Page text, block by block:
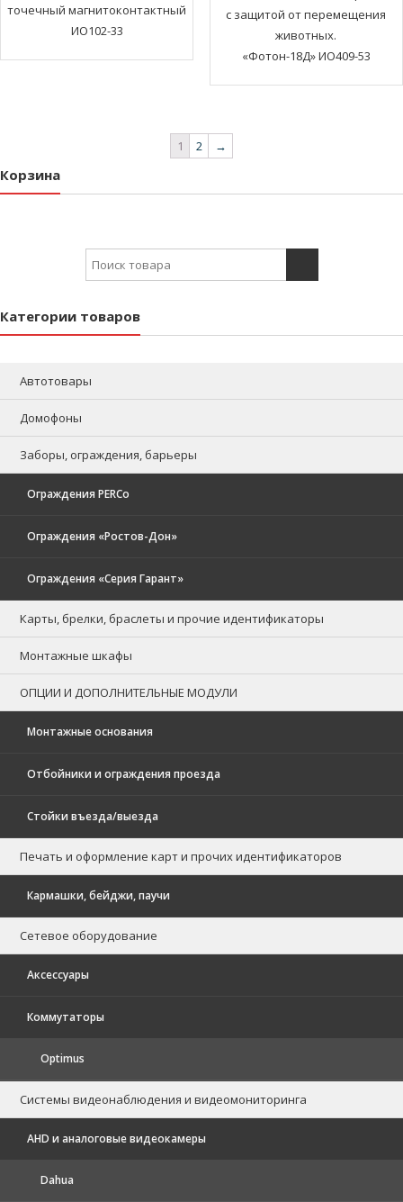
точечный магнитоконтактный
ИО102-33
с защитой от перемещения
животных.
«Фотон-18Д» ИО409-53
1 2 →
Корзина
Search for:
Категории товаров
Автотовары
Домофоны
Заборы, ограждения, барьеры
Ограждения PERCo
Ограждения «Ростов-Дон»
Ограждения «Серия Гарант»
Карты, брелки, браслеты и прочие идентификаторы
Монтажные шкафы
ОПЦИИ И ДОПОЛНИТЕЛЬНЫЕ МОДУЛИ
Монтажные основания
Отбойники и ограждения проезда
Стойки въезда/выезда
Печать и оформление карт и прочих идентификаторов
Кармашки, бейджи, паучи
Сетевое оборудование
Аксессуары
Коммутаторы
Optimus
Системы видеонаблюдения и видеомониторинга
AHD и аналоговые видеокамеры
Dahua